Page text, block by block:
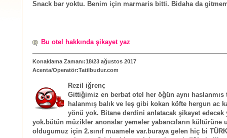
Snack bar yoktu. Benim için marmaris bitti. Bidaha da
Bu otel hakkında şikayet yaz
Konaklama Zamanı:18/23 ağustos 2017
Acenta/Operatör:Tatilbudur.com
Rezil iğrenç
Gittiğimiz en berbat otel her öğün aynı haslanmıs
halanmış balık ve leş gibi kokan köfte hergun ac
yönü yok. Bitane derdini anlatacak şikayet edecek
yok.bütün müzikler anonslar yemeler yabancıların kültürüne
oldugumuz için 2.sınıf muamele var.buraya gelen hiç bi